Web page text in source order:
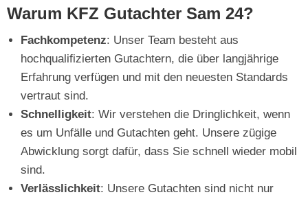
Warum KFZ Gutachter Sam 24?
Fachkompetenz: Unser Team besteht aus
hochqualifizierten Gutachtern, die über langjährige
Erfahrung verfügen und mit den neuesten Standards
vertraut sind.
Schnelligkeit: Wir verstehen die Dringlichkeit, wenn
es um Unfälle und Gutachten geht. Unsere zügige
Abwicklung sorgt dafür, dass Sie schnell wieder mobil
sind.
Verlässlichkeit: Unsere Gutachten sind nicht nur